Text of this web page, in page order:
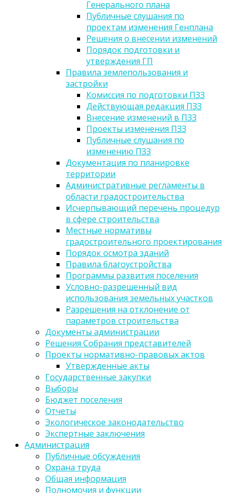
Генерального плана
Публичные слушания по
проектам изменения Генплана
Решения о внесении изменений
Порядок подготовки и
утверждения ГП
Правила землепользования и
застройки
Комиссия по подготовки ПЗЗ
Действующая редакция ПЗЗ
Внесение изменений в ПЗЗ
Проекты изменения ПЗЗ
Публичные слушания по
изменению ПЗЗ
Документация по планировке
территории
Административные регламенты в
области градостроительства
Исчерпывающий перечень процедур
в сфере строительства
Местные нормативы
градостроительного проектирования
Порядок осмотра зданий
Правила благоустройства
Программы развития поселения
Условно-разрешенный вид
использования земельных участков
Разрешения на отклонение от
параметров строительства
Документы администрации
Решения Собрания представителей
Проекты нормативно-правовых актов
Утвержденные акты
Государственные закупки
Выборы
Бюджет поселения
Отчеты
Экологическое законодательство
Экспертные заключения
Администрация
Публичные обсуждения
Охрана труда
Общая информация
Полномочия и функции